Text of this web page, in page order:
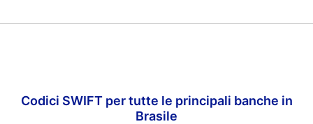
Codici SWIFT per tutte le principali banche in
Brasile